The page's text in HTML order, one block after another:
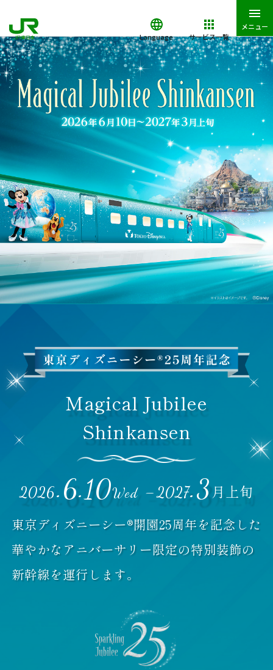
Language サービス一覧
メニュー
Magical Jubilee
Shinkansen
2026.6.10Wed-2027.3月上旬
東京ディズニーシー®開園25周年を記念した
華やかなアニバーサリー限定の特別装飾の
新幹線を運行します。